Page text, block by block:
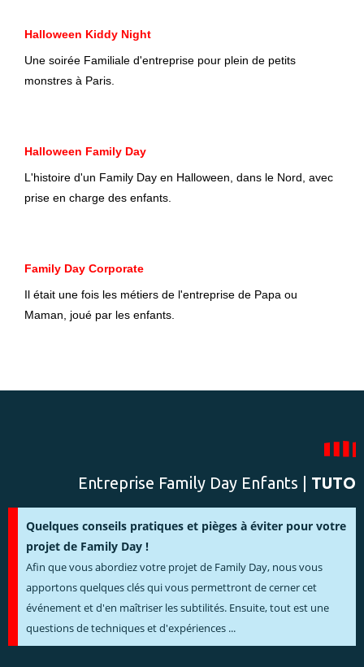
Halloween Kiddy Night
Une soirée Familiale d'entreprise pour plein de petits
monstres à Paris.
Halloween Family Day
L'histoire d'un Family Day en Halloween, dans le Nord, avec
prise en charge des enfants.
Family Day Corporate
Il était une fois les métiers de l'entreprise de Papa ou
Maman, joué par les enfants.
Entreprise Family Day Enfants | TUTO
Quelques conseils pratiques et pièges à éviter pour votre
projet de Family Day !
Afin que vous abordiez votre projet de Family Day, nous vous
apportons quelques clés qui vous permettront de cerner cet
événement et d'en maîtriser les subtilités. Ensuite, tout est une
questions de techniques et d'expériences ...